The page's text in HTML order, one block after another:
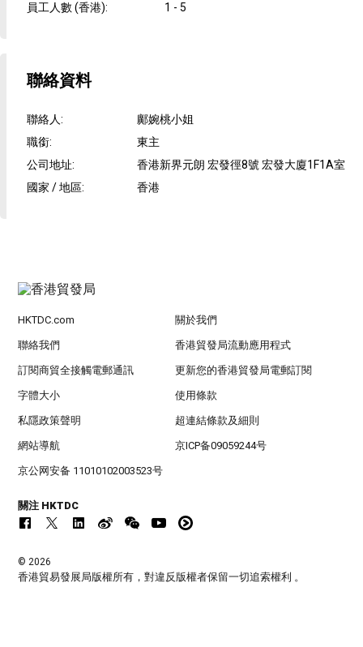
員工人數 (香港): 1 - 5
聯絡資料
聯絡人:
鄺婉桃小姐
職銜:
東主
公司地址:
香港新界元朗 宏發徑8號 宏發大廈1F1A室
國家 / 地區: 香港
HKTDC.com 關於我們
聯絡我們 香港貿發局流動應用程式
訂閱商貿全接觸電郵通訊 更新您的香港貿發局電郵訂閱
字體大小 使用條款
私隱政策聲明 超連結條款及細則
網站導航 京ICP备09059244号
京公网安备 11010102003523号
關注 HKTDC
© 2026
香港貿易發展局版權所有，對違反版權者保留一切追索權利 。